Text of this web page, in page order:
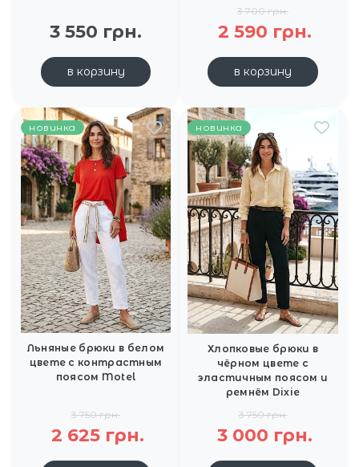
3 550 грн.
в корзину
3 700 грн.
2 590 грн.
в корзину
новинка
Льняные брюки в белом
цвете с контрастным
поясом Motel
3 750 грн.
2 625 грн.
новинка
Хлопковые брюки в
чёрном цвете с
эластичным поясом и
ремнём Dixie
3 750 грн.
3 000 грн.